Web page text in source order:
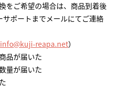
をご希望の場合は、商品到着後
ポートまでメールにてご連絡
reapa.net）
品が届いた
量が届いた